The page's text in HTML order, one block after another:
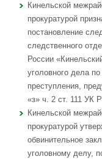
Кинельской
прокуратурой
постановление
следственного
России
уголовного дела
преступления,
«з» ч. 2 ст. 111 УК
Кинельской
прокуратурой
обвинительное
уголовному делу,